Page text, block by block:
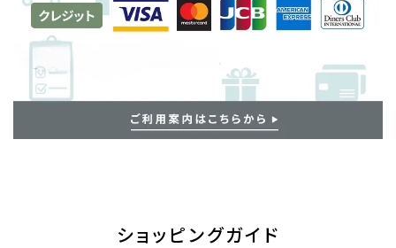
ショッピングガイド